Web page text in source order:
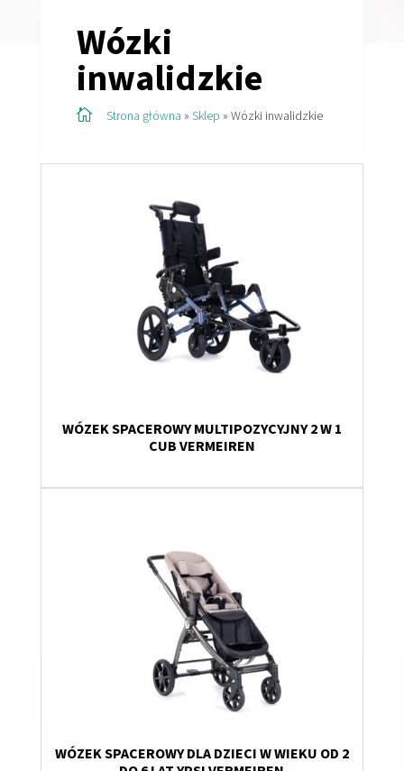
Wózki
inwalidzkie
 Strona główna » Sklep » Wózki inwalidzkie
WÓZEK SPACEROWY MULTIPOZYCYJNY 2 W 1
CUB VERMEIREN
WÓZEK SPACEROWY DLA DZIECI W WIEKU OD 2